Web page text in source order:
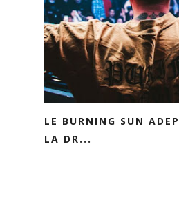
LE BURNING SUN
LA DR...